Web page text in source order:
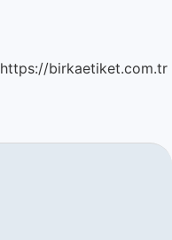
https://birkaetiket.com.tr